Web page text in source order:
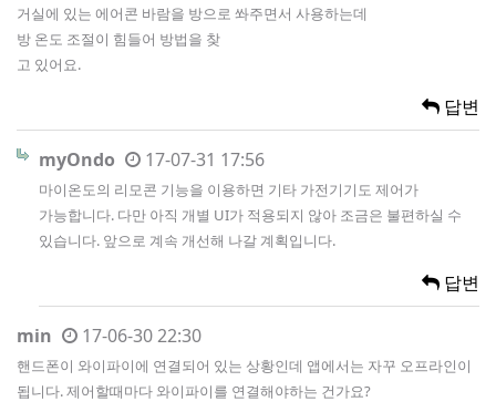
거실에 있는 에어콘 바람을 방으로 쏴주면서 사용하는데
방 온도 조절이 힘들어 방법을 찾
고 있어요.
답변
myOndo 17-07-31 17:56
마이온도의 리모콘 기능을 이용하면 기타 가전기기도 제어가
가능합니다. 다만 아직 개별 UI가 적용되지 않아 조금은 불편하실 수
있습니다. 앞으로 계속 개선해 나갈 계획입니다.
답변
min 17-06-30 22:30
핸드폰이 와이파이에 연결되어 있는 상황인데 앱에서는 자꾸 오프라인이
됩니다. 제어할때마다 와이파이를 연결해야하는 건가요?